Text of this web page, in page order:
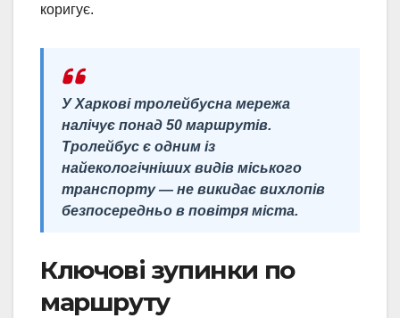
коригує.
У Харкові тролейбусна мережа
налічує понад 50 маршрутів.
Тролейбус є одним із
найекологічніших видів міського
транспорту — не викидає вихлопів
безпосередньо в повітря міста.
Ключові зупинки по
маршруту